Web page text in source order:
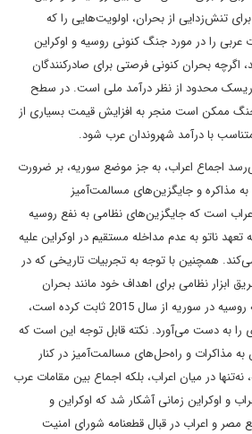
تنش‌زدایی از بحران، اولویت‌هایی را که
را در مورد جنگ کنونی روسیه و اوکراین
بحران کنونی فرصتی برای صادرکنندگان
ریسک محدود از نظر درآمد ملی است. در سطح
ممکن است منجر به افزایش قیمت بسیاری از
با درآمد شهروندان عرب شود.
اجماع اعراب، به جز موضع سوریه، بر ضرورت
مذاکره و جایگزین‌های مسالمت‌آمیز
است که جایگزین‌های نظامی به نفع روسیه
تعهد ناتو به عدم مداخله مستقیم در اوکراین علیه
همچنین با توجه به تجربیات تاریخی که در
ابزار نظامی برای اهداف خود مانند بحران
کریمه در سال 2014 و مداخله روسیه در سوریه از سال 2015 ثابت کرده است،
را به دست می‌آورد. نکته قابل توجه این است که
به مذاکرات و راه‌حل‌های مسالمت‌آمیز در کنار
در میان اعراب، بلکه اجماع بین مقامات عرب
و اوکراین زمانی آشکار شد که اوکراین و
و اعراب در قبال قطعنامه شورای امنیت